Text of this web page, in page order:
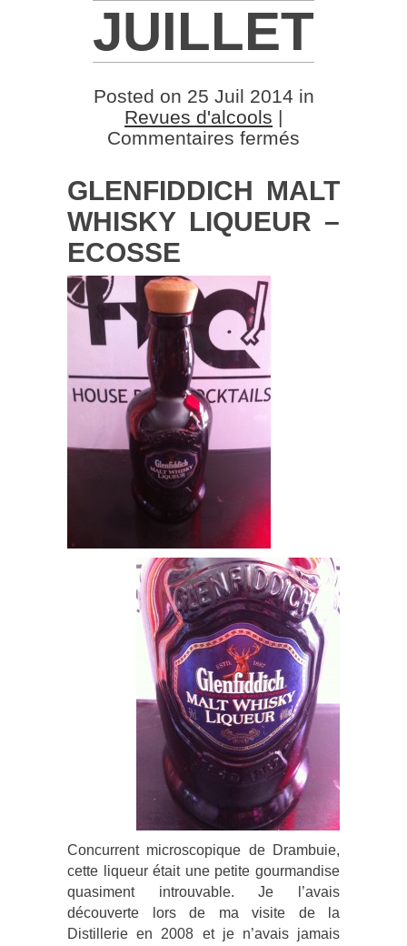
JUILLET
Posted on 25 Juil 2014 in
Revues d'alcools |
Commentaires fermés
nouveautés
Liqueurs
et
GLENFIDDICH MALT
WHISKY LIQUEUR –
ECOSSE
Concurrent microscopique de Drambuie,
cette liqueur était une petite gourmandise
quasiment introuvable. Je l’avais
découverte lors de ma visite de la
Distillerie en 2008 et je n’avais jamais